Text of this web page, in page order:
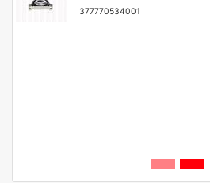
377770534001